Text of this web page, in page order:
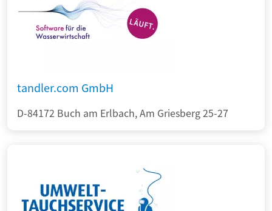
tandler.com GmbH
D-84172 Buch am Erlbach, Am Griesberg 25-27